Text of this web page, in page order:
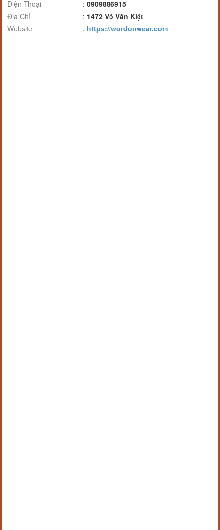
Điện Thoại : 0909886915
Địa Chỉ
: 1472 Võ Văn Kiệt
Website
: https://wordonwear.com